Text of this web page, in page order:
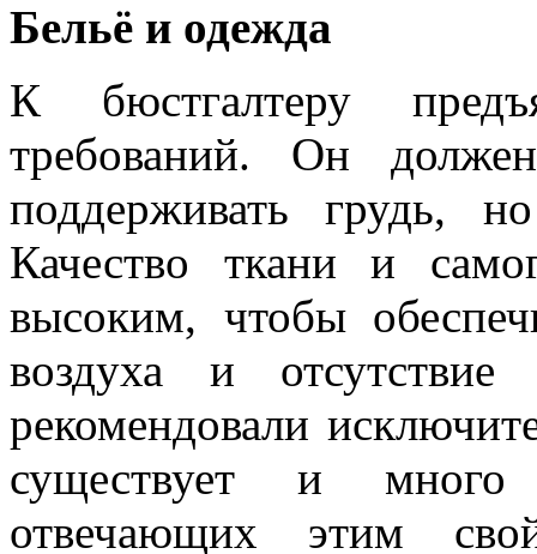
Бельё и одежда
К бюстгалтеру
требований. Он
поддерживать грудь,
Качество ткани и
высоким, чтобы
воздуха и
рекомендовали
существует и много
отвечающих этим